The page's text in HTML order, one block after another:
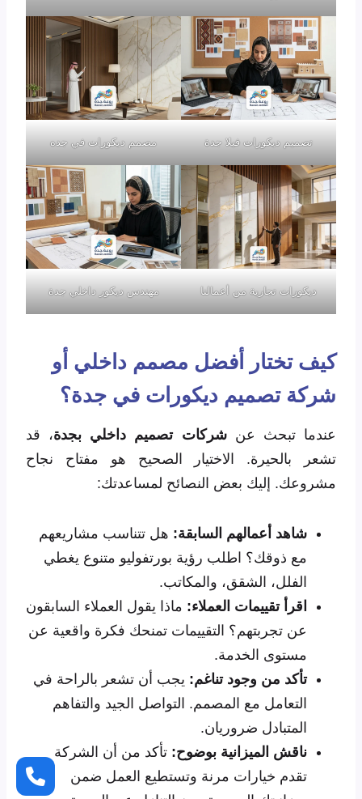
تصميم ديكورات فيلا جدة مصمم ديكورات في جده
ديكورات تجارية من أعمالنا مهندس ديكور داخلي جدة
كيف تختار أفضل مصمم داخلي أو
شركة تصميم ديكورات في جدة؟
عندما تبحث عنشركات تصميم داخلي بجدة، قد
تشعر بالحيرة. الاختيار الصحيح هو مفتاح نجاح
مشروعك. إليك بعض النصائح لمساعدتك:
شاهد أعمالهم السابقة: هل تتناسب مشاريعهم
مع ذوقك؟ اطلب رؤية بورتفوليو متنوع يغطي
الفلل، الشقق، والمكاتب.
اقرأ تقييمات العملاء: ماذا يقول العملاء السابقون
عن تجربتهم؟ التقييمات تمنحك فكرة واقعية عن
مستوى الخدمة.
تأكد من وجود تناغم: يجب أن تشعر بالراحة في
التعامل مع المصمم. التواصل الجيد والتفاهم
المتبادل ضروريان.
ناقش الميزانية بوضوح: تأكد من أن الشركة
تقدم خيارات مرنة وتستطيع العمل ضمن